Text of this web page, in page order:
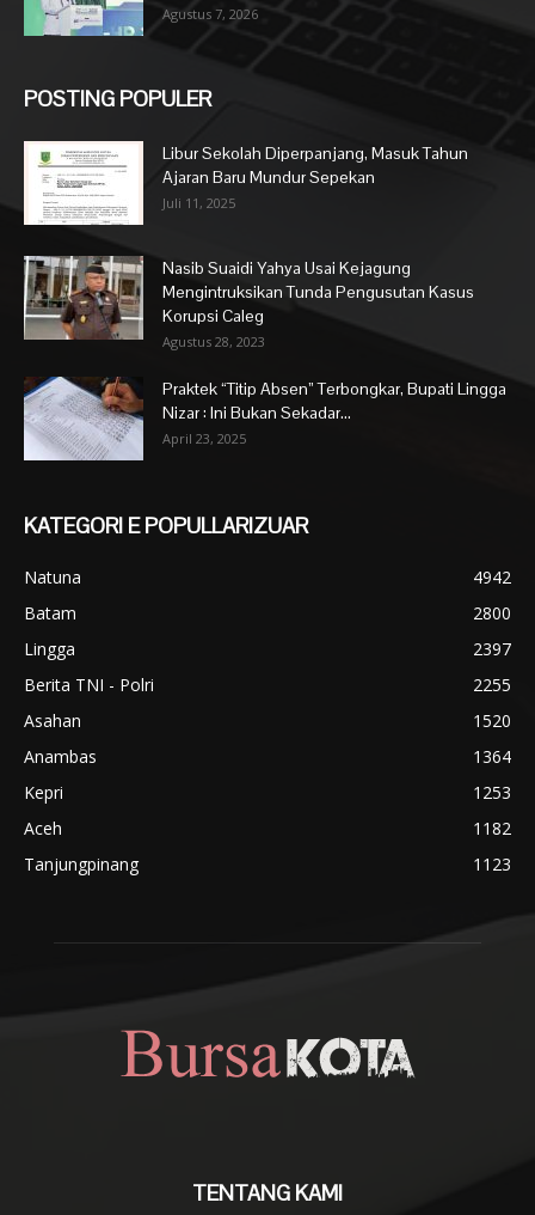
Agustus 7, 2026
POSTING POPULER
Libur Sekolah Diperpanjang, Masuk Tahun
Ajaran Baru Mundur Sepekan
Juli 11, 2025
Nasib Suaidi Yahya Usai Kejagung
Mengintruksikan Tunda Pengusutan Kasus
Korupsi Caleg
Agustus 28, 2023
Praktek “Titip Absen” Terbongkar, Bupati Lingga
Nizar : Ini Bukan Sekadar...
April 23, 2025
KATEGORI E POPULLARIZUAR
Natuna
4942
Batam
2800
Lingga
2397
Berita TNI - Polri
2255
Asahan
1520
Anambas
1364
Kepri
1253
Aceh
1182
Tanjungpinang
1123
TENTANG KAMI